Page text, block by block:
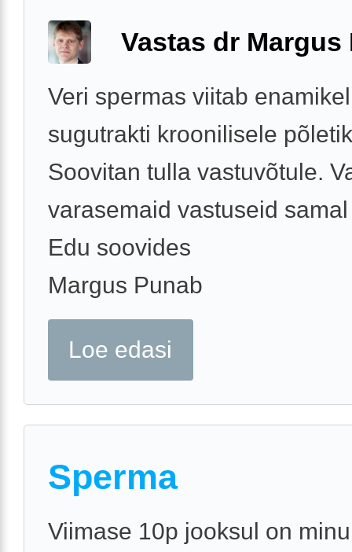
Vastas dr Margus
Veri spermas viitab
sugutrakti kroonilisele
Soovitan tulla vastuvõtule.
varasemaid vastuseid
Edu soovides
Margus Punab
Loe edasi
Sperma
Viimase 10p jooksul on